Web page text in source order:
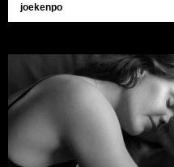
joekenpo